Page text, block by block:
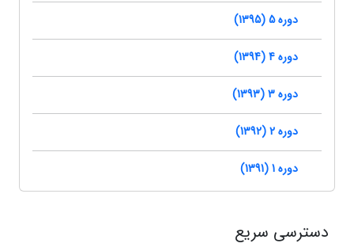
دوره 5 (1395)
دوره 4 (1394)
دوره 3 (1393)
دوره 2 (1392)
دوره 1 (1391)
دسترسی سریع